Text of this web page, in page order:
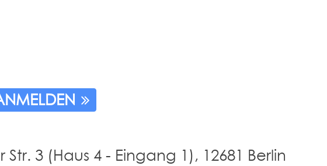
Str. 3 (Haus 4 - Eingang 1), 12681 Berlin